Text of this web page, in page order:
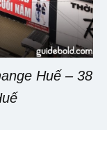
Huế – 38